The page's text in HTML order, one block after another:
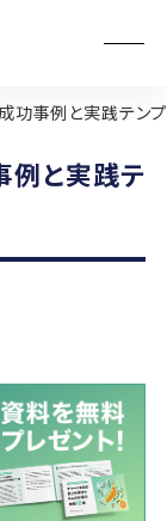
功事例と実践テン
例と実践テ